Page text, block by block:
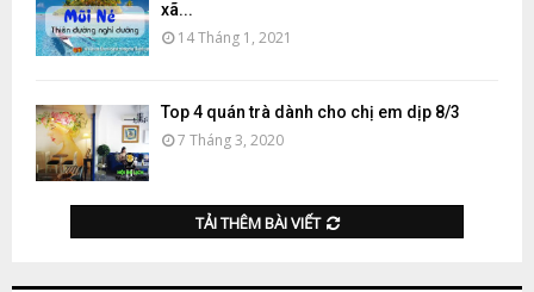
xã...
14 Tháng 1, 2021
Top 4 quán trà dành cho chị em dịp 8/3
7 Tháng 3, 2020
TẢI THÊM BÀI VIẾT